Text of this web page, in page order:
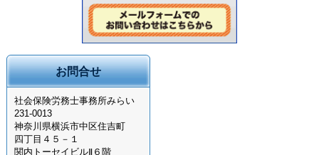
お問合せ
社会保険労務士事務所みらい
231-0013
神奈川県横浜市中区住吉町
四丁目４５－１
関内トーセイビルⅡ６階